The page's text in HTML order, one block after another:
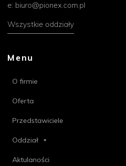
e: biuro@pionex.com.pl
Wszystkie oddziały
Menu
O firmie
Oferta
Przedstawiciele
Oddział
Aktulaności